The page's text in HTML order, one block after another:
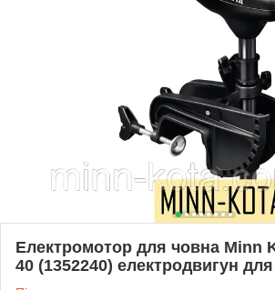
Електромотор для човна Minn
40 (1352240) електродвигун